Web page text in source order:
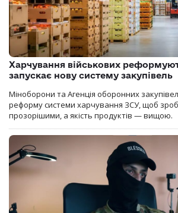
Харчування військових
запускає нову систему закупівель
Міноборони та Агенція оборонних
реформу системи харчування ЗСУ, щоб
прозорішими, а якість продуктів — вищою.